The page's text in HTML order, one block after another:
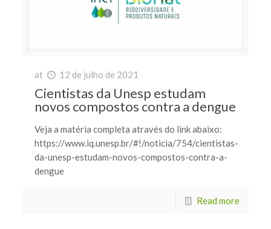
at 12 de julho de 2021
Cientistas da Unesp estudam
novos compostos contra a dengue
Veja a matéria completa através do link abaixo:
https://www.iq.unesp.br/#!/noticia/754/cientistas-
da-unesp-estudam-novos-compostos-contra-a-
dengue
Read more